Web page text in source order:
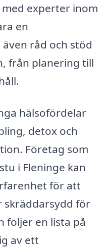
experter inom
en
råd och stöd
från planering till
hälsofördelar
detox och
Företag som
i Fleninge kan
för att
skräddarsydd för
följer en lista på
av ett